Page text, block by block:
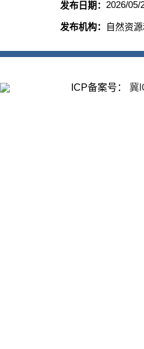
发布日期： 2026/
发布机构： 自然资
ICP备案号：
冀